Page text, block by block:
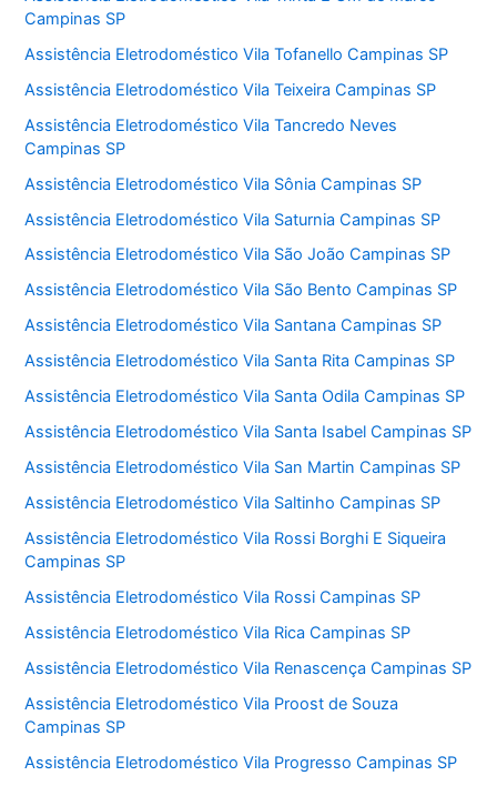
Campinas SP
Assistência Eletrodoméstico Vila Tofanello Campinas SP
Assistência Eletrodoméstico Vila Teixeira Campinas SP
Assistência Eletrodoméstico Vila Tancredo Neves
Campinas SP
Assistência Eletrodoméstico Vila Sônia Campinas SP
Assistência Eletrodoméstico Vila Saturnia Campinas SP
Assistência Eletrodoméstico Vila São João Campinas SP
Assistência Eletrodoméstico Vila São Bento Campinas SP
Assistência Eletrodoméstico Vila Santana Campinas SP
Assistência Eletrodoméstico Vila Santa Rita Campinas SP
Assistência Eletrodoméstico Vila Santa Odila Campinas SP
Assistência Eletrodoméstico Vila Santa Isabel Campinas SP
Assistência Eletrodoméstico Vila San Martin Campinas SP
Assistência Eletrodoméstico Vila Saltinho Campinas SP
Assistência Eletrodoméstico Vila Rossi Borghi E Siqueira
Campinas SP
Assistência Eletrodoméstico Vila Rossi Campinas SP
Assistência Eletrodoméstico Vila Rica Campinas SP
Assistência Eletrodoméstico Vila Renascença Campinas SP
Assistência Eletrodoméstico Vila Proost de Souza
Campinas SP
Assistência Eletrodoméstico Vila Progresso Campinas SP